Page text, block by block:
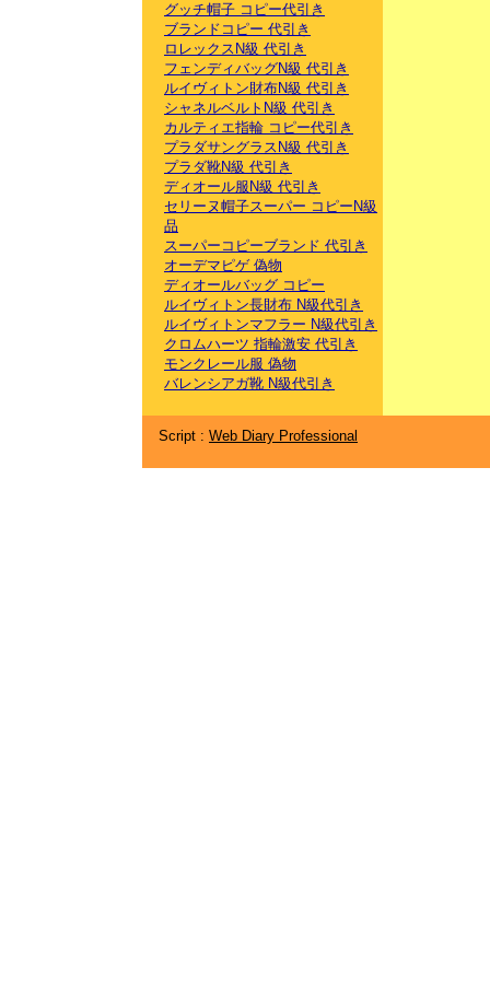
グッチ帽子 コピー代引き
ブランドコピー 代引き
ロレックスN級 代引き
フェンディバッグN級 代引き
ルイヴィトン財布N級 代引き
シャネルベルトN級 代引き
カルティエ指輪 コピー代引き
プラダサングラスN級 代引き
プラダ靴N級 代引き
ディオール服N級 代引き
セリーヌ帽子スーパー コピーN級
品
スーパーコピーブランド 代引き
オーデマピゲ 偽物
ディオールバッグ コピー
ルイヴィトン長財布 N級代引き
ルイヴィトンマフラー N級代引き
クロムハーツ 指輪激安 代引き
モンクレール服 偽物
バレンシアガ靴 N級代引き
Script : Web Diary Professional